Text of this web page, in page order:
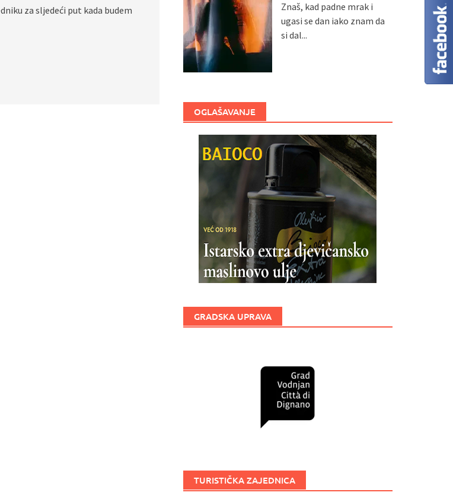
za sljedeći put kada budem
Znaš, kad padne mrak i
ugasi se dan iako znam da
si dal...
OGLAŠAVANJE
GRADSKA UPRAVA
TURISTIČKA ZAJEDNICA